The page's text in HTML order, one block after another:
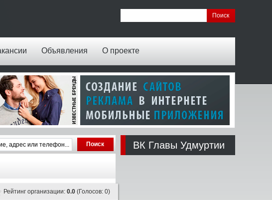
Объявления О проекте
Рейтинг организации: 0.0(Голосов: 0)
ВК Главы Удмуртии